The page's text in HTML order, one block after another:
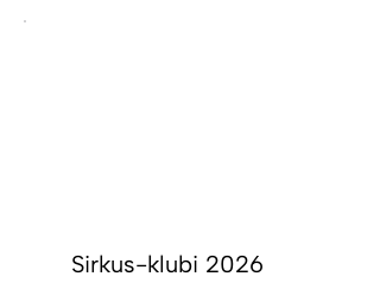
Sirkus-klubi 2026